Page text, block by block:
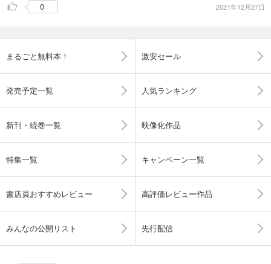
0 2021年12月27日
まるごと無料本！ 激安セール
発売予定一覧 人気ランキング
新刊・続巻一覧 映像化作品
特集一覧 キャンペーン一覧
書店員おすすめレビュー 高評価レビュー作品
みんなの公開リスト 先行配信